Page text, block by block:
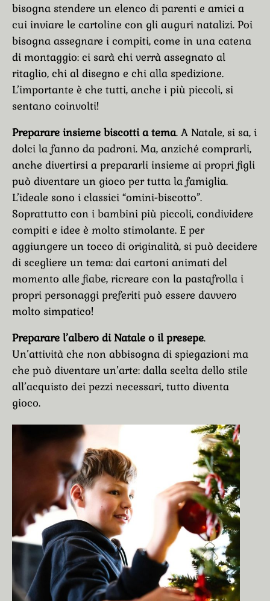
bisogna stendere un elenco di parenti e amici a
cui inviare le cartoline con gli auguri natalizi. Poi
bisogna assegnare i compiti, come in una catena
di montaggio: ci sarà chi verrà assegnato al
ritaglio, chi al disegno e chi alla spedizione.
L’importante è che tutti, anche i più piccoli, si
sentano coinvolti!
Preparare insieme biscotti a tema. A Natale, si sa, i
dolci la fanno da padroni. Ma, anziché comprarli,
anche divertirsi a prepararli insieme ai propri figli
può diventare un gioco per tutta la famiglia.
L’ideale sono i classici “omini-biscotto”.
Soprattutto con i bambini più piccoli, condividere
compiti e idee è molto stimolante. E per
aggiungere un tocco di originalità, si può decidere
di scegliere un tema: dai cartoni animati del
momento alle fiabe, ricreare con la pastafrolla i
propri personaggi preferiti può essere davvero
molto simpatico!
Preparare l’albero di Natale o il presepe.
Un’attività che non abbisogna di spiegazioni ma
che può diventare un’arte: dalla scelta dello stile
all’acquisto dei pezzi necessari, tutto diventa
gioco.